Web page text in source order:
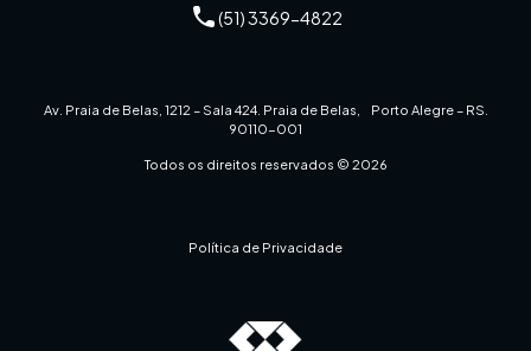
(51) 3369-4822
Av. Praia de Belas, 1212 – Sala 424. Praia de Belas, Porto Alegre – RS.
90110-001
Todos os direitos reservados © 2026
Política de Privacidade